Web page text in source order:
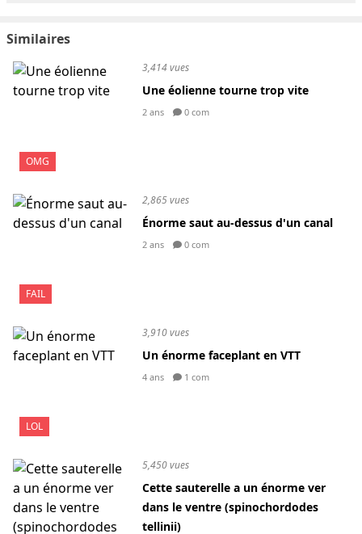
Similaires
OMG
3,414 vues
Une éolienne tourne trop vite
2 ans 0 com
FAIL
2,865 vues
Énorme saut au-dessus d'un canal
2 ans 0 com
LOL
3,910 vues
Un énorme faceplant en VTT
4 ans 1 com
5,450 vues
Cette sauterelle a un énorme ver
dans le ventre (spinochordodes
tellinii)